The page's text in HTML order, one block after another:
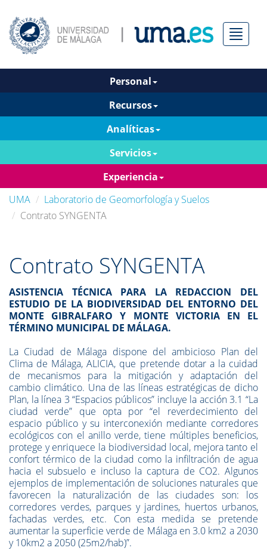
Menú
Personal
Recursos
Analíticas
Servicios
Experiencia
UMA
Laboratorio de Geomorfología y Suelos
Contrato SYNGENTA
Contrato SYNGENTA
ASISTENCIA TÉCNICA PARA LA REDACCION DEL
ESTUDIO DE LA BIODIVERSIDAD DEL ENTORNO DEL
MONTE GIBRALFARO Y MONTE VICTORIA EN EL
TÉRMINO MUNICIPAL DE MÁLAGA.
La Ciudad de Málaga dispone del ambicioso Plan del
Clima de Málaga, ALICIA, que pretende dotar a la cuidad
de mecanismos para la mitigación y adaptación del
cambio climático. Una de las líneas estratégicas de dicho
Plan, la línea 3 “Espacios públicos” incluye la acción 3.1 “La
ciudad verde” que opta por “el reverdecimiento del
espacio público y su interconexión mediante corredores
ecológicos con el anillo verde, tiene múltiples beneficios,
protege y enriquece la biodiversidad local, mejora tanto el
confort térmico de la ciudad como la infiltración de agua
hacia el subsuelo e incluso la captura de CO2. Algunos
ejemplos de implementación de soluciones naturales que
favorecen la naturalización de las ciudades son: los
corredores verdes, parques y jardines, huertos urbanos,
fachadas verdes, etc. Con esta medida se pretende
aumentar la superficie verde de Málaga en 3.0 km2 a 2030
y 10km2 a 2050 (25m2/hab)”.